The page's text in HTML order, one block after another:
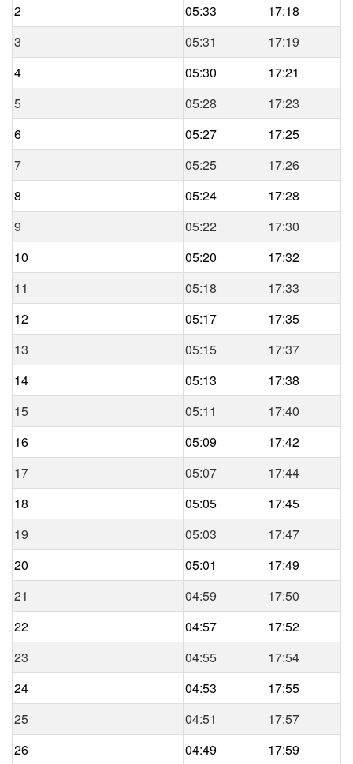
2
05:33
17:18
3
05:31
17:19
4
05:30
17:21
5
05:28
17:23
6
05:27
17:25
7
05:25
17:26
8
05:24
17:28
9
05:22
17:30
10
05:20
17:32
11
05:18
17:33
12
05:17
17:35
13
05:15
17:37
14
05:13
17:38
15
05:11
17:40
16
05:09
17:42
17
05:07
17:44
18
05:05
17:45
19
05:03
17:47
20
05:01
17:49
21
04:59
17:50
22
04:57
17:52
23
04:55
17:54
24
04:53
17:55
25
04:51
17:57
26
04:49
17:59